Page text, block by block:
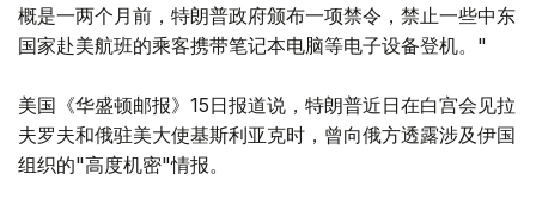
概是一两个月前，特朗普政府颁布一项禁令，禁止一些中东
国家赴美航班的乘客携带笔记本电脑等电子设备登机。"
美国《华盛顿邮报》15日报道说，特朗普近日在白宫会见拉
夫罗夫和俄驻美大使基斯利亚克时，曾向俄方透露涉及伊国
组织的"高度机密"情报。